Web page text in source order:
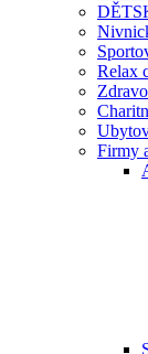
Relax
Firmy